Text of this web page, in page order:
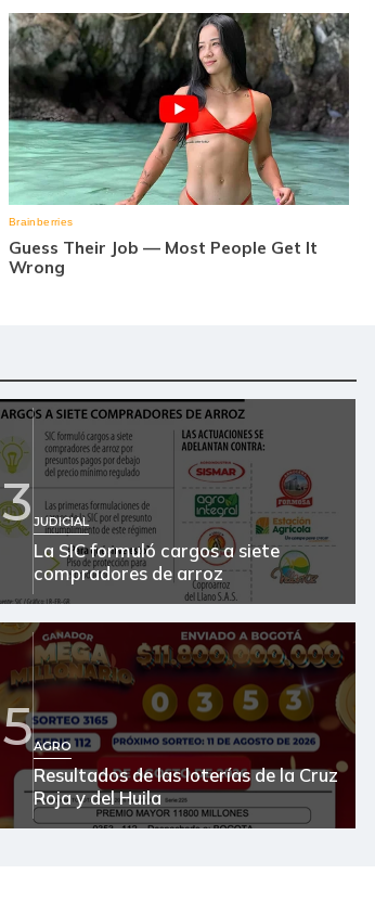
3 JUDICIAL
La SIC formuló cargos a siete
compradores de arroz
5AGRO
Resultados de las loterías de la Cruz
Roja y del Huila